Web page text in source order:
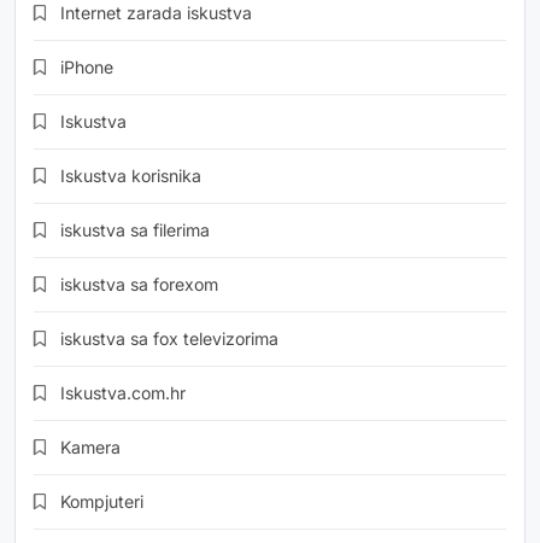
Internet zarada iskustva
iPhone
Iskustva
Iskustva korisnika
iskustva sa filerima
iskustva sa forexom
iskustva sa fox televizorima
Iskustva.com.hr
Kamera
Kompjuteri